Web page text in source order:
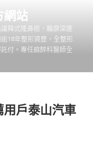
網站
韓式隆鼻術，輪廓深邃
18年整形資歷，全整形
付。專任麻醉科醫師全
戶泰山汽車